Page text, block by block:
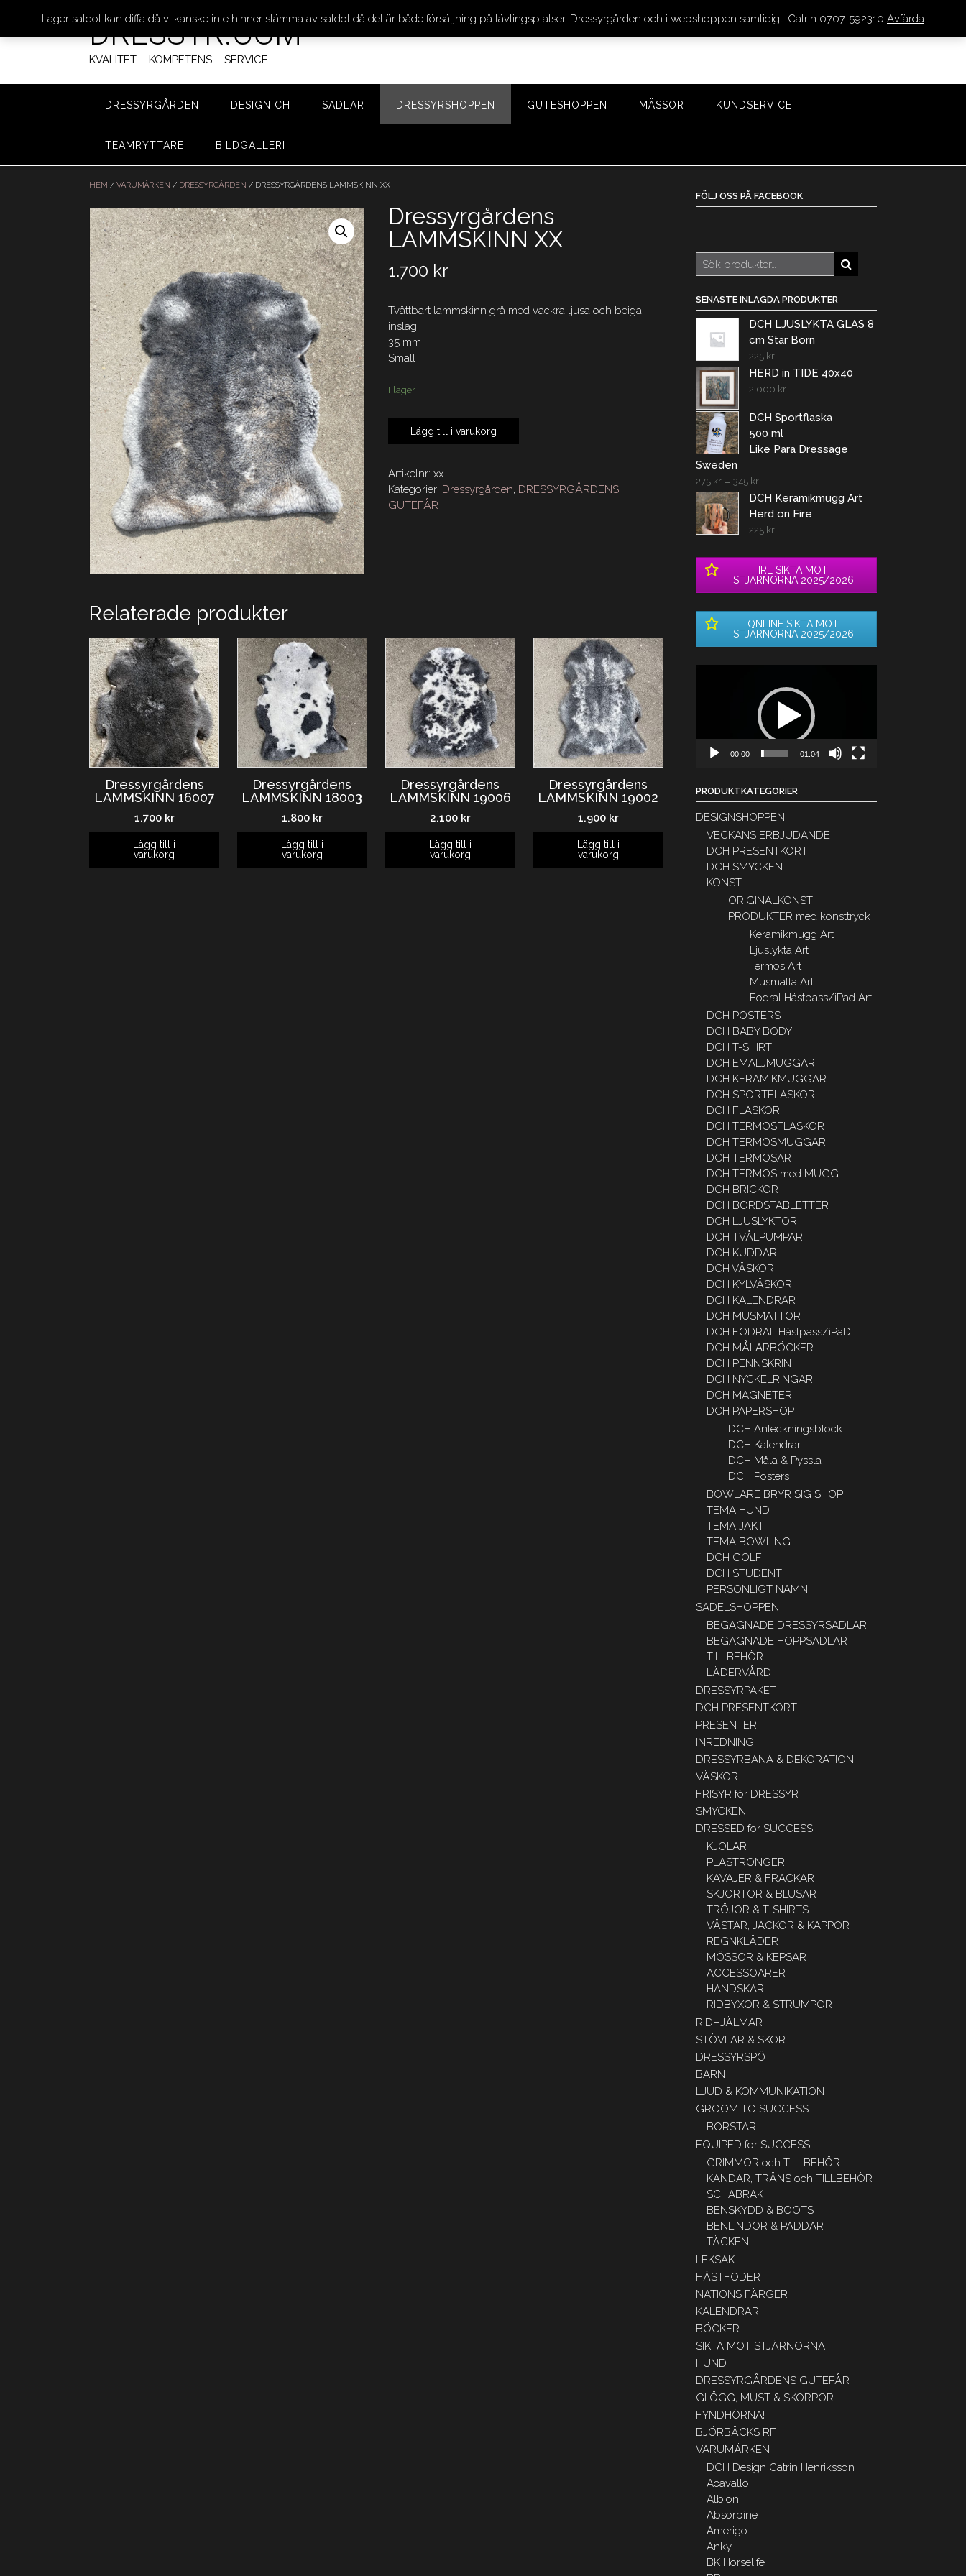
Hoppa
DRESSYR.COM
KVALITET – KOMPETENS – SERVICE
DRESSYRGÅRDEN DESIGN CH SADLAR DRESSYRSHOPPEN GUTESHOPPEN MÄSSOR KUNDSERVICE
TEAMRYTTARE BILDGALLERI
HEM / VARUMÄRKEN / DRESSYRGÅRDEN / DRESSYRGÅRDENS LAMMSKINN XX
Dressyrgårdens
LAMMSKINN XX
1.700 kr
Tvättbart lammskinn grå med vackra ljusa och beiga
inslag
35 mm
Small
I lager
Dressyrgårdens
LAMMSKINN
mängd
Lägg till i varukorg
Artikelnr:xx
Kategorier: Dressyrgården, DRESSYRGÅRDENS
GUTEFÅR
Relaterade produkter
Dressyrgårdens
LAMMSKINN 16007
1.700 kr
Lägg till i
varukorg
Dressyrgårdens
LAMMSKINN 18003
1.800 kr
Lägg till i
varukorg
Dressyrgårdens
LAMMSKINN 19006
2.100 kr
Lägg till i
varukorg
Dressyrgårdens
LAMMSKINN 19002
1.900 kr
Lägg till i
varukorg
FÖLJ OSS PÅ FACEBOOK
Sök
efter:
SENASTE INLAGDA PRODUKTER
DCH LJUSLYKTA GLAS 8
cm Star Born
225 kr
HERD in TIDE 40x40
2.000 kr
DCH Sportflaska
500 ml
Like Para Dressage
Sweden
275 kr– 345 kr
DCH Keramikmugg Art
Herd on Fire
225 kr
IRL SIKTA MOT
STJÄRNORNA 2025/2026
ONLINE SIKTA MOT
STJÄRNORNA 2025/2026
00:00 01:04
PRODUKTKATEGORIER
DESIGNSHOPPEN
VECKANS ERBJUDANDE
DCH PRESENTKORT
DCH SMYCKEN
KONST
ORIGINALKONST
PRODUKTER med konsttryck
Keramikmugg Art
Ljuslykta Art
Termos Art
Musmatta Art
Fodral Hästpass/iPad Art
DCH POSTERS
DCH BABY BODY
DCH T-SHIRT
DCH EMALJMUGGAR
DCH KERAMIKMUGGAR
DCH SPORTFLASKOR
DCH FLASKOR
DCH TERMOSFLASKOR
DCH TERMOSMUGGAR
DCH TERMOSAR
DCH TERMOS med MUGG
DCH BRICKOR
DCH BORDSTABLETTER
DCH LJUSLYKTOR
DCH TVÅLPUMPAR
DCH KUDDAR
DCH VÄSKOR
DCH KYLVÄSKOR
DCH KALENDRAR
DCH MUSMATTOR
DCH FODRAL Hästpass/iPaD
DCH MÅLARBÖCKER
DCH PENNSKRIN
DCH NYCKELRINGAR
DCH MAGNETER
DCH PAPERSHOP
DCH Anteckningsblock
DCH Kalendrar
DCH Måla & Pyssla
DCH Posters
BOWLARE BRYR SIG SHOP
TEMA HUND
TEMA JAKT
TEMA BOWLING
DCH GOLF
DCH STUDENT
PERSONLIGT NAMN
SADELSHOPPEN
BEGAGNADE DRESSYRSADLAR
BEGAGNADE HOPPSADLAR
TILLBEHÖR
LÄDERVÅRD
DRESSYRPAKET
DCH PRESENTKORT
PRESENTER
INREDNING
DRESSYRBANA & DEKORATION
VÄSKOR
FRISYR för DRESSYR
SMYCKEN
DRESSED for SUCCESS
KJOLAR
PLASTRONGER
KAVAJER & FRACKAR
SKJORTOR & BLUSAR
TRÖJOR & T-SHIRTS
VÄSTAR, JACKOR & KAPPOR
REGNKLÄDER
MÖSSOR & KEPSAR
ACCESSOARER
HANDSKAR
RIDBYXOR & STRUMPOR
RIDHJÄLMAR
STÖVLAR & SKOR
DRESSYRSPÖ
BARN
LJUD & KOMMUNIKATION
GROOM TO SUCCESS
BORSTAR
EQUIPED for SUCCESS
GRIMMOR och TILLBEHÖR
KANDAR, TRÄNS och TILLBEHÖR
SCHABRAK
BENSKYDD & BOOTS
BENLINDOR & PADDAR
TÄCKEN
LEKSAK
HÄSTFODER
NATIONS FÄRGER
KALENDRAR
BÖCKER
SIKTA MOT STJÄRNORNA
HUND
DRESSYRGÅRDENS GUTEFÅR
GLÖGG, MUST & SKORPOR
FYNDHÖRNA!
BJÖRBÄCKS RF
VARUMÄRKEN
DCH Design Catrin Henriksson
Acavallo
Albion
Absorbine
Amerigo
Anky
BK Horselife
Lager saldot kan diffa då vi kanske inte hinner stämma av saldot då det är både försäljning på tävlingsplatser, Dressyrgården och i webshoppen samtidigt. Catrin 0707-592310 Avfärda